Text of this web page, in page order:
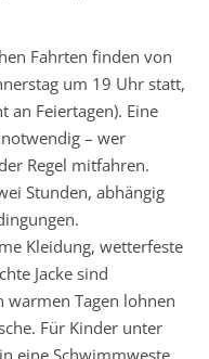
Fahrten finden von
um 19 Uhr statt,
an Feiertagen). Eine
– wer
Regel mitfahren.
Stunden, abhängig
Kleidung, wetterfeste
Jacke sind
warmen Tagen lohnen
Für Kinder unter
eine Schwimmweste.